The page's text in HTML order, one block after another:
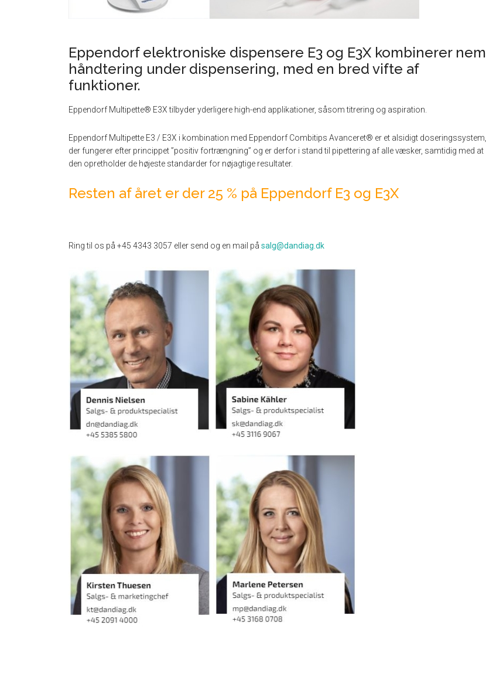
Eppendorf elektroniske dispensere E3 og E3X kombinerer nem
håndtering under dispensering, med en bred vifte af
funktioner.
Eppendorf Multipette® E3X tilbyder yderligere high-end applikationer, såsom titrering og aspiration.
Eppendorf Multipette E3 / E3X i kombination med Eppendorf Combitips Avanceret® er et alsidigt doseringssystem,
der fungerer efter princippet ”positiv fortrængning” og er derfor i stand til pipettering af alle væsker, samtidig med at
den opretholder de højeste standarder for nøjagtige resultater.
Resten af året er der 25 % på Eppendorf E3 og E3X
Ring til os på +45 4343 3057 eller send og en mail på salg@dandiag.dk